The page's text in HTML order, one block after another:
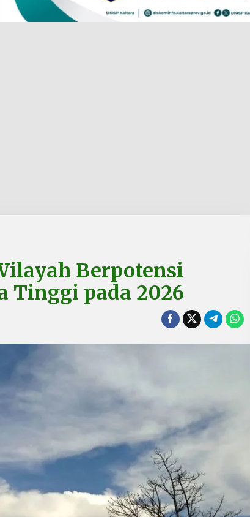
Berpotensi
Tinggi pada 2026